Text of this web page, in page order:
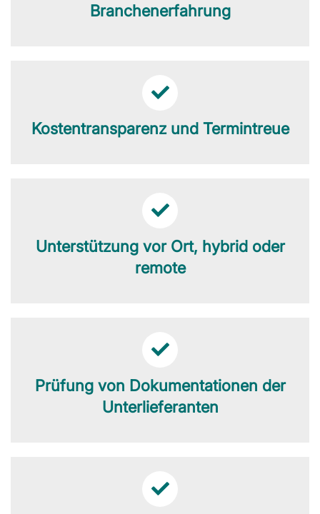
Branchenerfahrung
Kostentransparenz und Termintreue
Unterstützung vor Ort, hybrid oder
remote
Prüfung von Dokumentationen der
Unterlieferanten